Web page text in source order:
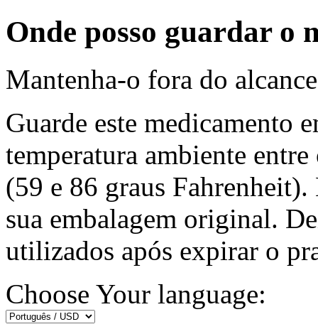
Onde posso guardar o
Mantenha-o fora do
Guarde este medicamento
temperatura ambiente
(59 e 86 graus
sua embalagem original.
utilizados após expirar o
Choose Your language: